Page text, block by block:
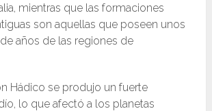
mientras que las formaciones
son aquellas que poseen unos
años de las regiones de
Hádico se produjo un fuerte
lo que afectó a los planetas